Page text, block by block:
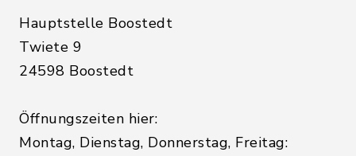
Hauptstelle Boostedt
Twiete 9
24598 Boostedt
Öffnungszeiten hier:
Montag, Dienstag, Donnerstag, Freitag: